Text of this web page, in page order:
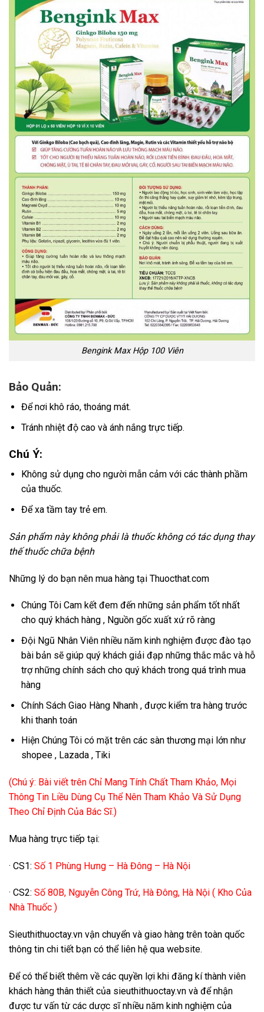
Bengink Max Hộp 100 Viên
Bảo Quản:
Để nơi khô ráo, thoáng mát.
Tránh nhiệt độ cao và ánh nắng trực tiếp.
Chú Ý:
Không sử dụng cho người mẫn cảm với các thành phầm
của thuốc.
Để xa tầm tay trẻ em.
Sản phẩm này không phải là thuốc không có tác dụng thay
thế thuốc chữa bệnh
Những lý do bạn nên mua hàng tại Thuocthat.com
Chúng Tôi Cam kết đem đến những sản phẩm tốt nhất
cho quý khách hàng , Nguồn gốc xuất xứ rõ ràng
Đội Ngũ Nhân Viên nhiều năm kinh nghiệm được đào tạo
bài bản sẽ giúp quý khách giải đạp những thắc mắc và hỗ
trợ những chính sách cho quý khách trong quá trình mua
hàng
Chính Sách Giao Hàng Nhanh , được kiểm tra hàng trước
khi thanh toán
Hiện Chúng Tôi có mặt trên các sàn thương mại lớn như
shopee , Lazada , Tiki
(Chú ý: Bài viết trên Chỉ Mang Tính Chất Tham Khảo, Mọi
Thông Tin Liều Dùng Cụ Thể Nên Tham Khảo Và Sử Dụng
Theo Chỉ Định Của Bác Sĩ.)
Mua hàng trực tiếp tại:
· CS1: Số 1 Phùng Hưng – Hà Đông – Hà Nội
· CS2: Số 80B, Nguyễn Công Trứ, Hà Đông, Hà Nội ( Kho Của
Nhà Thuốc )
Sieuthithuoctay.vn vận chuyển và giao hàng trên toàn quốc
thông tin chi tiết bạn có thể liên hệ qua website.
Để có thể biết thêm về các quyền lợi khi đăng kí thành viên
khách hàng thân thiết của sieuthithuoctay.vn và để nhận
được tư vấn từ các dược sĩ nhiều năm kinh nghiệm của